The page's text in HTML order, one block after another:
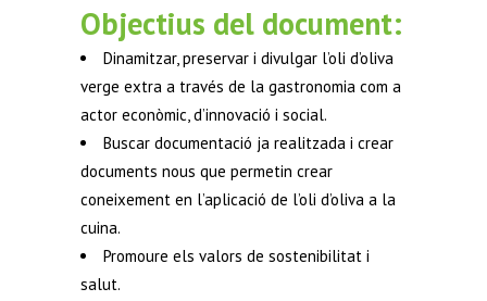
Objectius del document:
Dinamitzar, preservar i divulgar l’oli d’oliva
verge extra a través de la gastronomia com a
actor econòmic, d’innovació i social.
Buscar documentació ja realitzada i crear
documents nous que permetin crear
coneixement en l’aplicació de l’oli d’oliva a la
cuina.
Promoure els valors de sostenibilitat i
salut.